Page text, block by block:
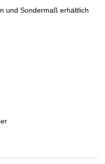
und Sondermaß erhältlich